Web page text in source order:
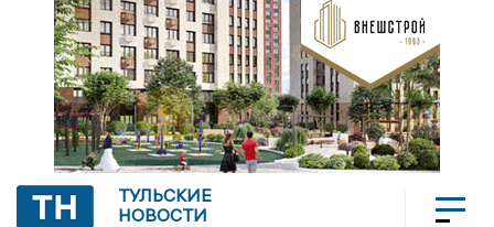
ТУЛЬСКИЕ
НОВОСТИ